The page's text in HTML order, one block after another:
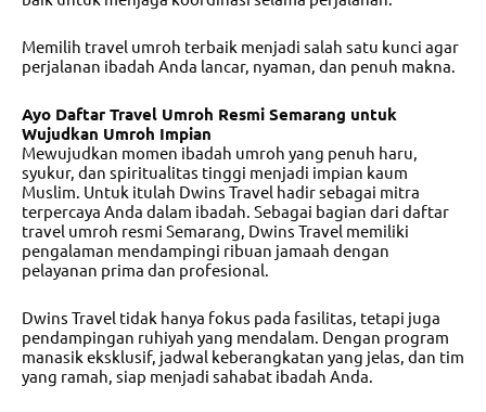
Memilih travel umroh terbaik menjadi salah satu kunci agar
perjalanan ibadah Anda lancar, nyaman, dan penuh makna.
Ayo Daftar Travel Umroh Resmi Semarang untuk
Wujudkan Umroh Impian
Mewujudkan momen ibadah umroh yang penuh haru,
syukur, dan spiritualitas tinggi menjadi impian kaum
Muslim. Untuk itulah Dwins Travel hadir sebagai mitra
terpercaya Anda dalam ibadah. Sebagai bagian dari daftar
travel umroh resmi Semarang, Dwins Travel memiliki
pengalaman mendampingi ribuan jamaah dengan
pelayanan prima dan profesional.
Dwins Travel tidak hanya fokus pada fasilitas, tetapi juga
pendampingan ruhiyah yang mendalam. Dengan program
manasik eksklusif, jadwal keberangkatan yang jelas, dan tim
yang ramah, siap menjadi sahabat ibadah Anda.